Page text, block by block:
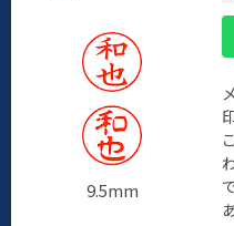
9.5mm